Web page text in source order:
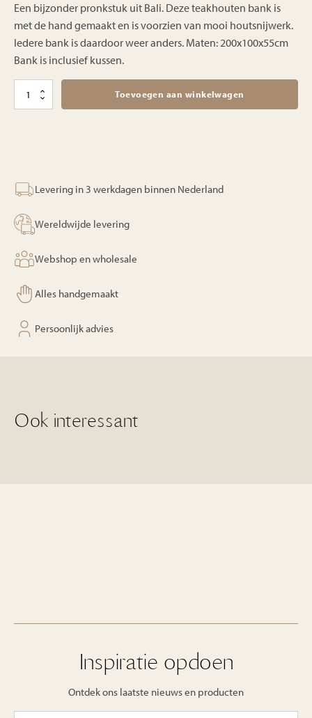
Een bijzonder pronkstuk uit Bali. Deze teakhouten bank is
met de hand gemaakt en is voorzien van mooi houtsnijwerk.
Iedere bank is daardoor weer anders. Maten: 200x100x55cm
Bank is inclusief kussen.
Toevoegen aan winkelwagen
Levering in 3 werkdagen binnen Nederland
Wereldwijde levering
Webshop en wholesale
Alles handgemaakt
Persoonlijk advies
Ook interessant
Inspiratie opdoen
Ontdek ons laatste nieuws en producten